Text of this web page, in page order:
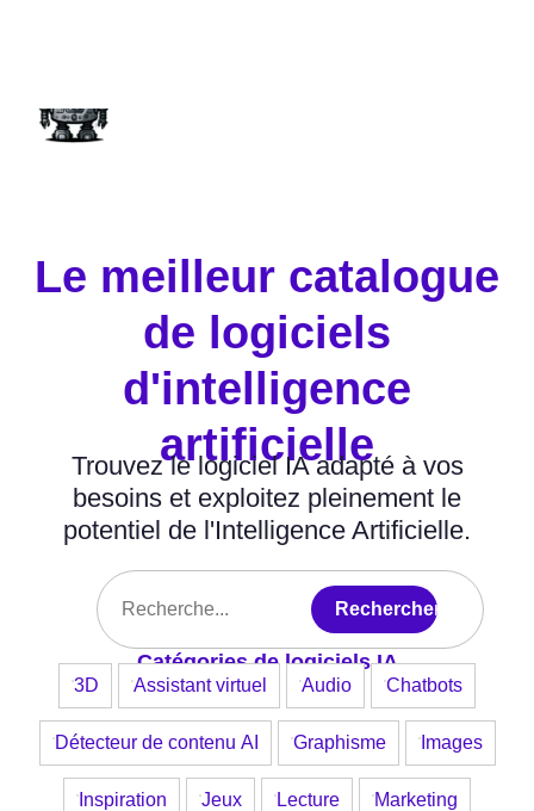
Le meilleur catalogue
de logiciels
d'intelligence
artificielle
Trouvez le logiciel IA adapté à vos
besoins et exploitez pleinement le
potentiel de l'Intelligence Artificielle.
Rechercher
Catégories de logiciels IA
3D Assistant virtuel Audio Chatbots
Détecteur de contenu AI Graphisme Images
Inspiration Jeux Lecture Marketing